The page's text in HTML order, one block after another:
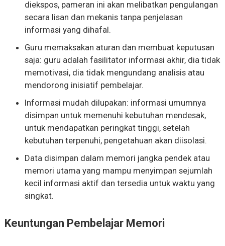
diekspos, pameran ini akan melibatkan pengulangan
secara lisan dan mekanis tanpa penjelasan
informasi yang dihafal.
Guru memaksakan aturan dan membuat keputusan
saja: guru adalah fasilitator informasi akhir, dia tidak
memotivasi, dia tidak mengundang analisis atau
mendorong inisiatif pembelajar.
Informasi mudah dilupakan: informasi umumnya
disimpan untuk memenuhi kebutuhan mendesak,
untuk mendapatkan peringkat tinggi, setelah
kebutuhan terpenuhi, pengetahuan akan diisolasi.
Data disimpan dalam memori jangka pendek atau
memori utama yang mampu menyimpan sejumlah
kecil informasi aktif dan tersedia untuk waktu yang
singkat.
Keuntungan Pembelajar Memori